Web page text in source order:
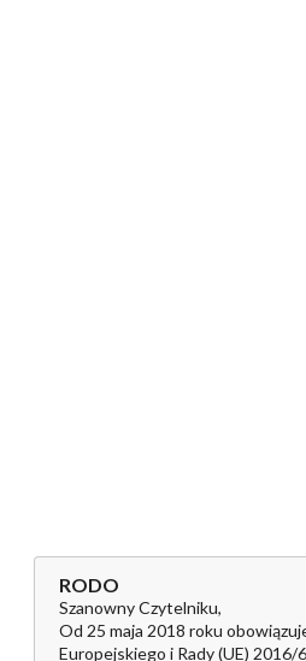
RODO
Szanowny Czytelniku,
Od 25 maja 2018 roku
Europejskiego i Rady (UE)